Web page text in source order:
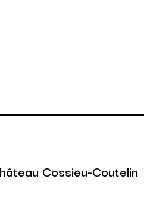
Cossieu-Coutelin